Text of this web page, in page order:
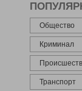
Общество
Криминал
Транспорт